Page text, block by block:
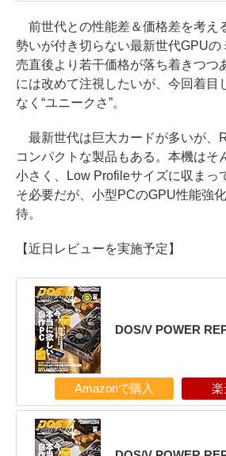
前世代との性能差＆価格差を考
勢いが付き切らない最新世代GPUの
売直後より若干価格が落ち着きつつ
には改めて注視したいが、今回着目
なく“ユニークさ”。
最新世代は巨大カードが多いが、
コンパクトな製品もある。本機はそ
小さく、Low Profileサイズに収まっ
そ必要だが、小型PCのGPU性能強
待。
【近日レビューを実施予定】
DOS/V POWER
Amazonで購入 楽